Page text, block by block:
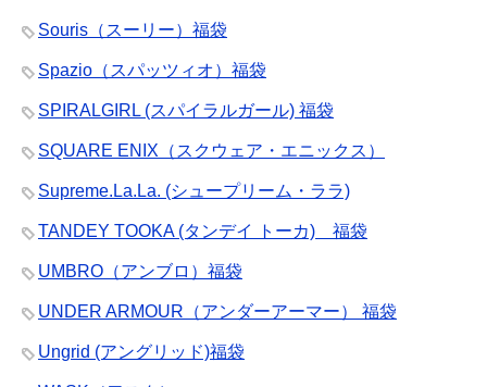
Souris（スーリー）福袋
Spazio（スパッツィオ）福袋
SPIRALGIRL (スパイラルガール) 福袋
SQUARE ENIX（スクウェア・エニックス）
Supreme.La.La. (シュープリーム・ララ)
TANDEY TOOKA (タンデイ トーカ) 福袋
UMBRO（アンブロ）福袋
UNDER ARMOUR（アンダーアーマー） 福袋
Ungrid (アングリッド)福袋